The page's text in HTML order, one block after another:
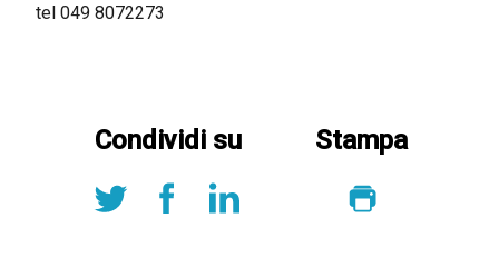
tel 049 8072273
Condividi su Stampa